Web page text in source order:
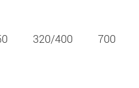
320/400 700